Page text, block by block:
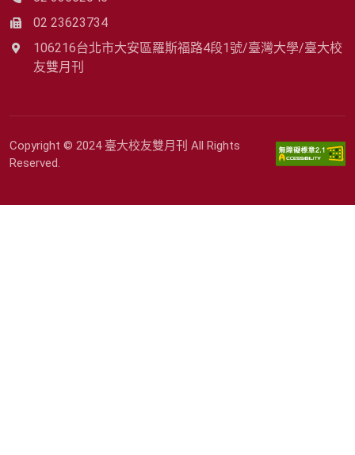
02 23623734
106216台北市大安區羅斯福路4段1號/臺灣大學/臺大校
友雙月刊
Copyright © 2024 臺大校友雙月刊 All Rights
Reserved.